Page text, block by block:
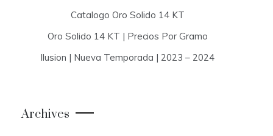
Catalogo Oro Solido 14 KT
Oro Solido 14 KT | Precios Por Gramo
Ilusion | Nueva Temporada | 2023 – 2024
Archives